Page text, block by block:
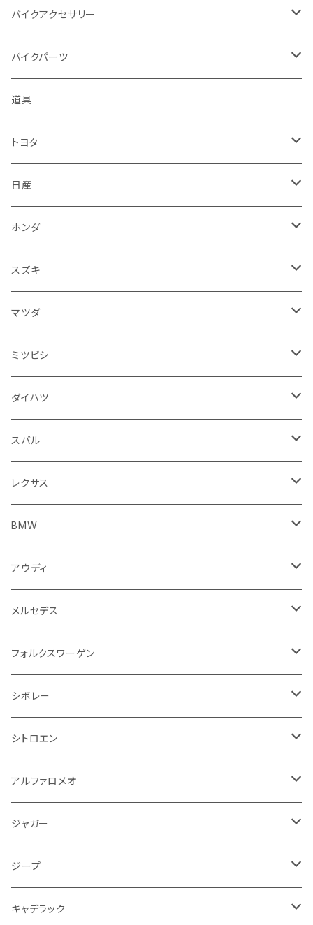
アプリリア - APRILIA
ハーレーダビッドソン - Harley-Davidson
KTM
ミツビシ
ダイハツ
スバル
レクサス
アウディ
BMW
メルセデス・ベンツ
フォルクスワーゲン
ジープ
ボルボ
ジャガー
プジョー
ランドローバー
ルノー
キャデラック
アストンマーティン
シボレー
フォード
アルファロメオ
ミニ
シトロエン
フィアット
マツダ
ミツビシ
ダイハツ
スバル
レクサス
アウディ
BMW
メルセデス・ベンツ
フォルクスワーゲン
ジープ
ボルボ
ジャガー
キャデラック
シボレー
シトロエン
アルファロメオ
ランドローバー
フィアット
クライスラー
アストンマーティン
プジョー
ルノー
日産
ホンダ
スズキ
マツダ
ミツビシ
ダイハツ
スバル
アルファロメオ
アストンマーティン
アウディ
ベントレー
BMW
キャデラック
シボレー
クライスラー
シトロエン
フィアット
ヒュンダイ
ジャガー
ジープ
ランドローバー
ロータス
ボンネット
ルーフ
ピラー
バンパー
フェンダー
サイドミラー
フロントガラス
リアバンパー
バックドアガラス
トランクリッド
ダッシュボード
センタークラスター
グローブボックス
シフトレバー
センターコンソール
ステアリングホイール
ステアリング
パワーステアリング系
エンジン
エンジンVベルト
オイルフィルター
ラジエーター
クーラント
ミッション
ドライブシャフト
サスペンション
マフラー
バイクアクセサリー
ホンダ
ヤマハ
スズキ
カワサキ
ハーレーダビッドソン
BMW
トライアンフ
ドゥカティ
モトグッツイ
アプリリア
KTM
プジョー
ハスクバーナ
ロイヤルエンフィールド
キムコ
SYM
収納用品
インテリア系
灰皿・ゴミ箱
ドリンクホルダー
携帯・スマホホルダー
バイクパーツ
排気系
マフラー
サイレンサー
外装
シートカバー
燃料タンクキャップ
ハンドル系
ハンドル
ホーン
ブレーキ
ブレーキパッド
ブレーキ・クラッチレバー
エンジン
オルタネーター
オイルフィルター
電装系
スピードメーター
ウインカー
足回り
サスペンション
ホイール
駆動系
クラッチ
クラッチホース
フレーム
ライト系
タンク系
キャブレター
その他
アクセルブレーキペダル
オイルクーラー
ケーブル系
吸気系
ラジエーター
ミラー
フェンダー
ギアシフト系
道具
トヨタ
フロアマット
室内アクセサリー
収納ケース
ダッシュボード
ワイパー
ライト系
フォグランプ
ステアリング系
シートカバー
外装系
タイヤ回り系
エンジン回り
ミラー
サイドミラー
トランクマット
タンドラ
日産
フロアマット
電装系
ウインカー
トランクマット
ホンダ
フロアマット
運転席周り
トランクマット
フェンダー周り
フロントガラス回り
サイドミラー
ライト系
エンジン系部品
スポイラー
ワイパー系
バンパー
外装系
バイク ブレーキクラッチレバー
バイク 収納
バイク ハンドル系
ハンドガード
シートカバー
スズキ
フロアマット
フロントガラス回り
ウォッシャージェット
フェンダー周り
運転席周り
アームレスト
バイク 排気系
マフラー
サイドミラー
バイク ハンドル系
エンジン系
エンジンカバー
足回り系
サスペンション
マツダ
フロアマット
ボンネット回り
フェンダー周り
フロントガラス回り
リアガラス回り
ライト系
インパネ周り
その他
トランクマット
足回り
サスペンション
ミツビシ
フロアマット
キーホルダー
フロントガラス回り
ワイパー
足回り系
フェンダー
バンパー
ライト系
ヘッドライト
トランクマット
運転席周り
アームレスト
ダイハツ
フロアマット
フロントガラス回り
ワイパー
運転席周り
足回り
サスペンション
スバル
フロアマット
フロントガラス回り
ワイパー
その他
足回り系
フェンダー
レクサス
フロアマット
トランクマット
シートカバー
BMW
フロアマット
オーディオ系
サイドミラー
ハンドル系
その他
リアバンパー
トランクマット
タイヤ回り
泥除け
フロントバンパー回り
アウディ
フロアマット
プラグ系
イグニッションコイル
ブレーキ系
アンチロックブレーキ
運転席周り
アームレスト
冷却系
クーラント
フェンダー
ワイパー
トランクマット
メルセデス
フロアマット
リアバンパー
その他
フォルクスワーゲン
フロアマット
プラグ系
イグニッションコイル
ブレーキ系
アンチロックブレーキ
冷却系
クーラント
タンク系
ケーブル系
シボレー
フロアマット
その他
運転席周り
アームレスト
ドア回り
ワイパー
排気系
シトロエン
フロアマット
その他
ライト系
ドア回り
アルファロメオ
フロアマット
ワイパー
ジャガー
フロアマット
ジープ
フロアマット
キャデラック